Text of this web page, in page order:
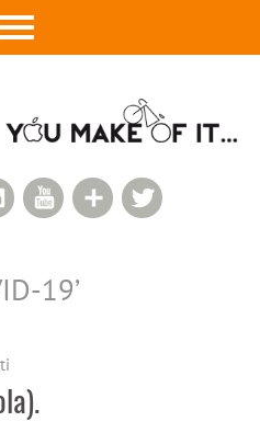
Google+
YouTube
LinkedIn
Feed
19’